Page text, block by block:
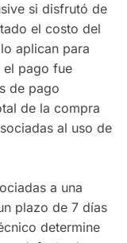
si disfrutó de
el costo del
aplican para
el pago fue
de pago
de la compra
al uso de
a una
plazo de 7 días
determine